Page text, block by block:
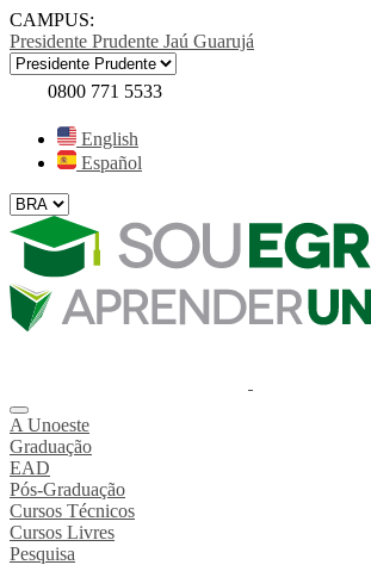
CAMPUS:
Presidente Prudente Jaú Guarujá
0800 771 5533
English
Español
A Unoeste
Graduação
EAD
Pós-Graduação
Cursos Técnicos
Cursos Livres
Pesquisa